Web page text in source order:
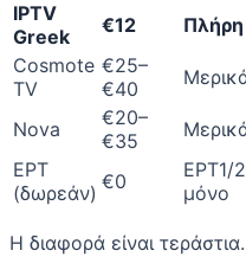
IPTV
Greek
€12 Πλήρη
Cosmote
TV
€25–
€40
Nova
€20–
€35
ΕΡΤ
(δωρεάν) €0
ΕΡΤ1/
μόνο
Η διαφορά είναι τεράστια.